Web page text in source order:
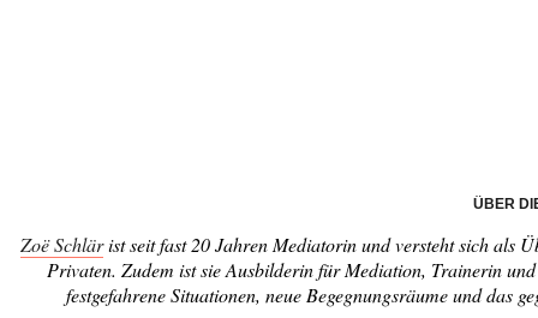
ÜBER
Zoë Schlärist seit fast 20 Jahren Mediatorin und versteht sich als
Privaten. Zudem ist sie Ausbilderin für Mediation, Trainerin
festgefahrene Situationen, neue Begegnungsräume und das